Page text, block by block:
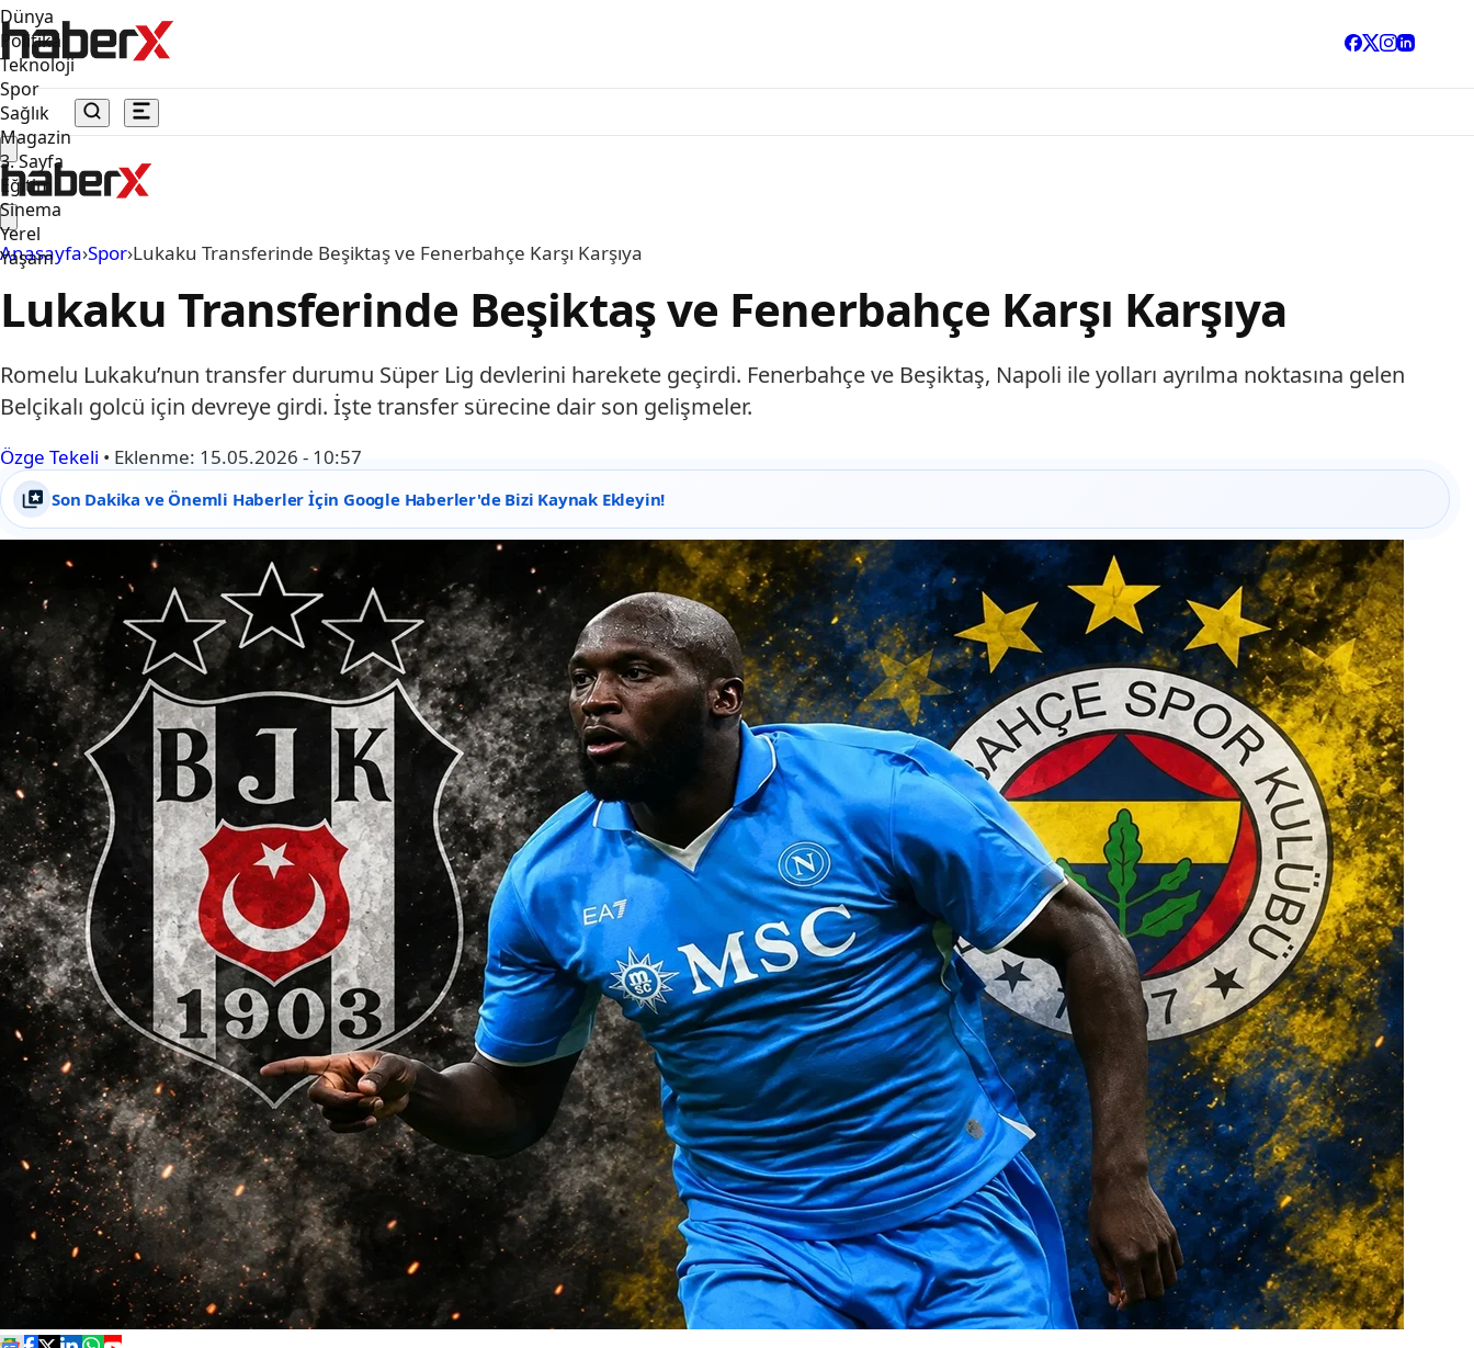
Dünya
Politika
Teknoloji
Spor
Sağlık
Magazin
3. Sayfa
Eğitim
Sinema
Yerel
Yaşam
Anasayfa›Spor›Lukaku Transferinde Beşiktaş ve Fenerbahçe Karşı Karşıya
Lukaku Transferinde Beşiktaş ve Fenerbahçe Karşı Karşıya
Romelu Lukaku’nun transfer durumu Süper Lig devlerini harekete geçirdi. Fenerbahçe ve Beşiktaş, Napoli ile yolları ayrılma noktasına gelen
Belçikalı golcü için devreye girdi. İşte transfer sürecine dair son gelişmeler.
Özge Tekeli • Eklenme: 15.05.2026 - 10:57
Son Dakika ve Önemli Haberler İçin Google Haberler'de Bizi Kaynak Ekleyin!